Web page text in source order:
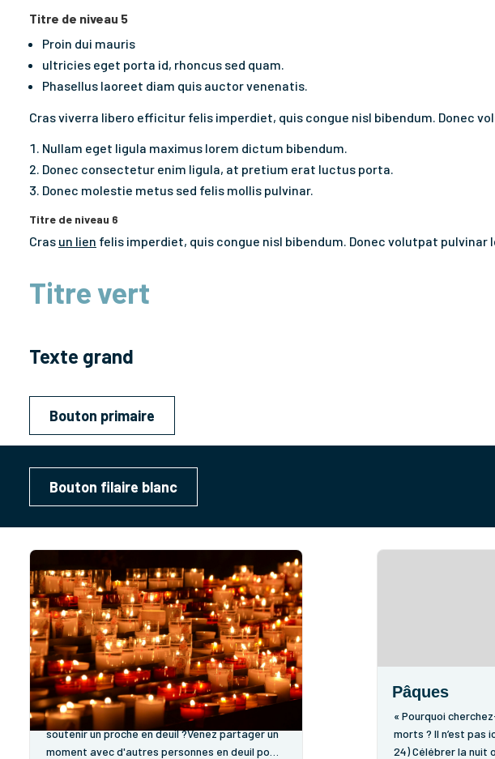
Titre de niveau 5
Proin dui mauris
ultricies eget porta id, rhoncus sed quam.
Phasellus laoreet diam quis auctor venenatis.
Cras viverra libero efficitur felis imperdiet, quis congue nisl bibendum. Donec
Nullam eget ligula maximus lorem dictum bibendum.
Donec consectetur enim ligula, at pretium erat luctus porta.
Donec molestie metus sed felis mollis pulvinar.
Titre de niveau 6
Cras un lien felis imperdiet, quis congue nisl bibendum. Donec volutpat pulvinar
Titre vert
Texte grand
Bouton primaire
Bouton filaire blanc
Les cafés-deuil
Vous avez perdu un être cher ?Vous souhaitez
soutenir un proche en deuil ?Venez partager un
moment avec d'autres personnes en deuil pour
Pâques
« Pourquoi
morts ? Il n’est pas
24) Célébrer la nuit